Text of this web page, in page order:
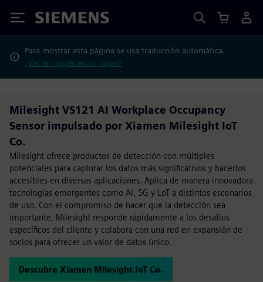
Siemens
Para mostrar esta página se usa traducción automática.
¿Ver en inglés en su lugar?
Milesight VS121 AI Workplace Occupancy
Sensor impulsado por Xiamen Milesight IoT
Co.
Milesight ofrece productos de detección con múltiples
potenciales para capturar los datos más significativos y hacerlos
accesibles en diversas aplicaciones. Aplica de manera innovadora
tecnologías emergentes como Al, 5G y LoT a distintos escenarios
de uso. Con el compromiso de hacer que la detección sea
importante, Milesight responde rápidamente a los desafíos
específicos del cliente y colabora con una red en expansión de
socios para ofrecer un valor de datos único.
Descubre Xiamen Milesight IoT Co.